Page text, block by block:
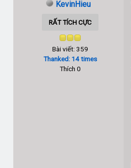
KevinHieu
RẤT TÍCH CỰC
Bài viết: 359
Thanked: 14 times
Thích 0